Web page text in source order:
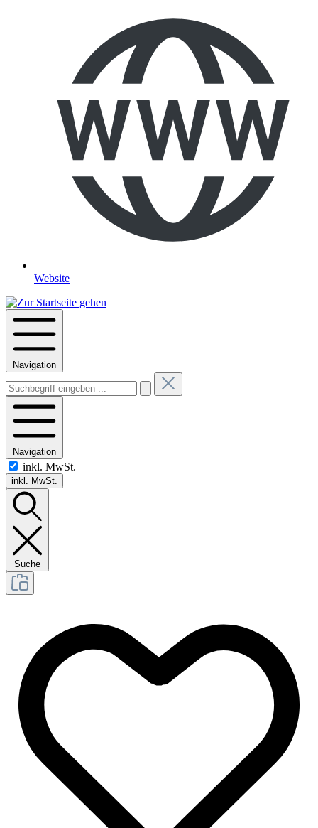
Website
Navigation
Navigation
inkl. MwSt.
inkl. MwSt.
Suche